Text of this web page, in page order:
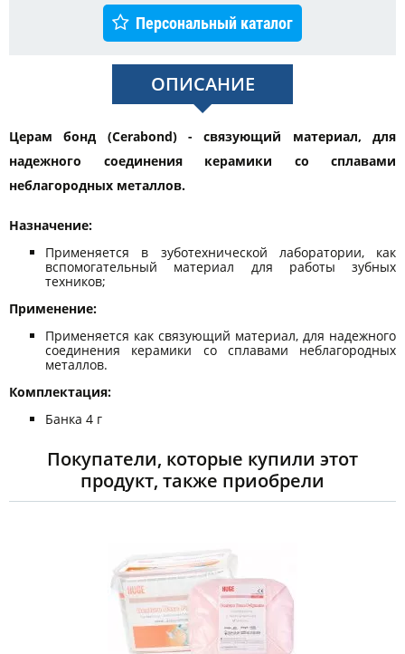
Персональный каталог
ОПИСАНИЕ
Церам бонд (Cerabond) - связующий материал, для
надежного соединения керамики со сплавами
неблагородных металлов.
Назначение:
Применяется в зуботехнической лаборатории, как
вспомогательный материал для работы зубных
техников;
Применение:
Применяется как связующий материал, для надежного
соединения керамики со сплавами неблагородных
металлов.
Комплектация:
Банка 4 г
Покупатели, которые купили этот
продукт, также приобрели